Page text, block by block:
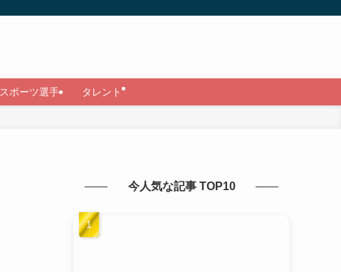
スポーツ選手 タレント
今人気な記事 TOP10